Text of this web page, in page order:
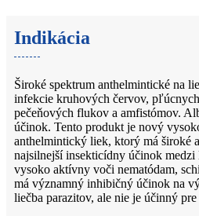
Indikácia
Široké spektrum anthelmintické na
infekcie kruhových červov,
pečeňových flukov a amfistómov.
účinok. Tento produkt je nový
anthelmintický liek, ktorý má široké
najsilnejší insekticídny účinok
vysoko aktívny voči nematódam,
má významný inhibičný účinok na
liečba parazitov, ale nie je účinný